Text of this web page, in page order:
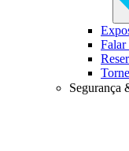
Falar
Segurança